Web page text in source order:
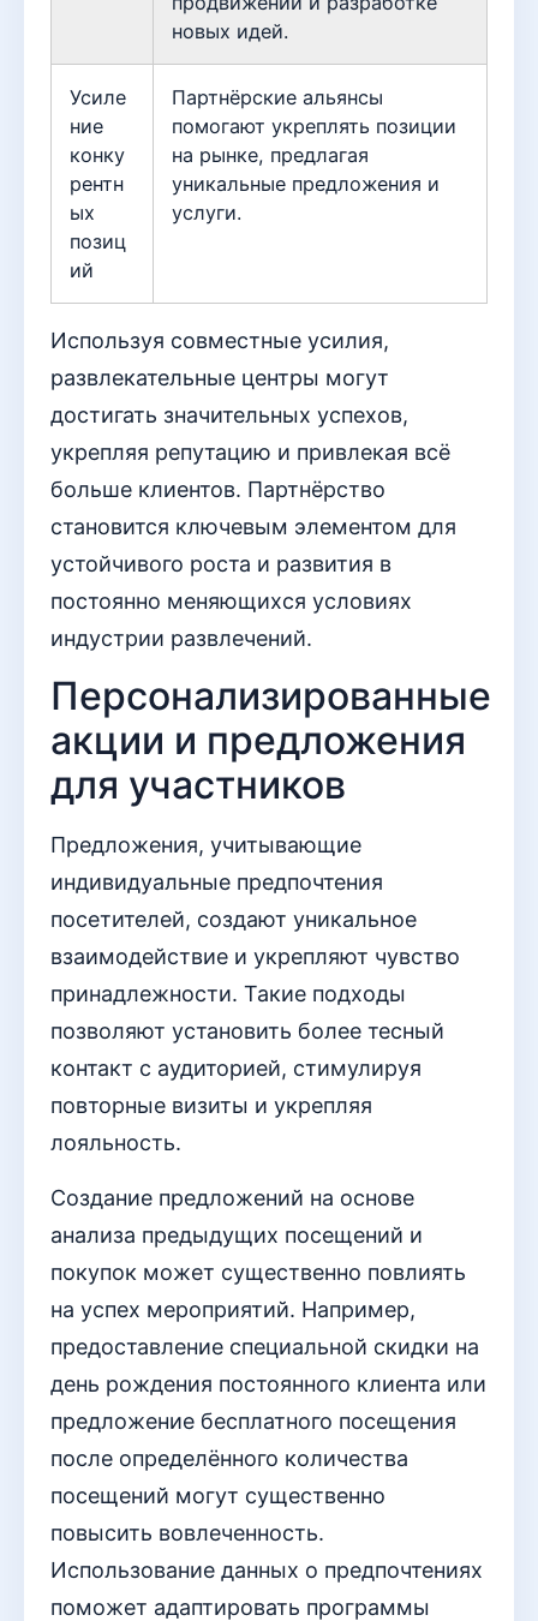
новых идей.
Усиле
ние
конку
рентн
ых
позиц
ий
Партнёрские альянсы
помогают укреплять позиции
на рынке, предлагая
уникальные предложения и
услуги.
Используя совместные усилия,
развлекательные центры могут
достигать значительных успехов,
укрепляя репутацию и привлекая всё
больше клиентов. Партнёрство
становится ключевым элементом для
устойчивого роста и развития в
постоянно меняющихся условиях
индустрии развлечений.
Персонализированные
акции и предложения
для участников
Предложения, учитывающие
индивидуальные предпочтения
посетителей, создают уникальное
взаимодействие и укрепляют чувство
принадлежности. Такие подходы
позволяют установить более тесный
контакт с аудиторией, стимулируя
повторные визиты и укрепляя
лояльность.
Создание предложений на основе
анализа предыдущих посещений и
покупок может существенно повлиять
на успех мероприятий. Например,
предоставление специальной скидки на
день рождения постоянного клиента или
предложение бесплатного посещения
после определённого количества
посещений могут существенно
повысить вовлеченность.
Использование данных о предпочтениях
поможет адаптировать программы